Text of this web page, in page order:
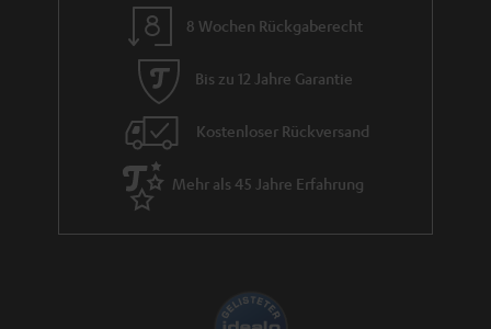
8 Wochen Rückgaberecht
Bis zu 12 Jahre Garantie
Kostenloser Rückversand
Mehr als 45 Jahre Erfahrung